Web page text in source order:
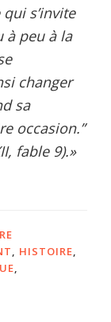
s’invite
à peu à la
changer
sa
occasion.”
fable 9).»
HISTOIRE